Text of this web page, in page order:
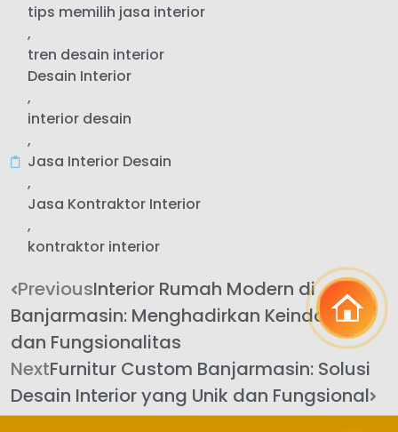
tips memilih jasa interior
,
tren desain interior
Desain Interior
,
interior desain
,
Jasa Interior Desain
,
Jasa Kontraktor Interior
,
kontraktor interior
PreviousInterior Rumah Modern di
Banjarmasin: Menghadirkan Keindahan
dan Fungsionalitas
NextFurnitur Custom Banjarmasin: Solusi
Desain Interior yang Unik dan Fungsional